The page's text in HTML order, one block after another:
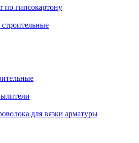
по гипсокартону
для вязки арматуры